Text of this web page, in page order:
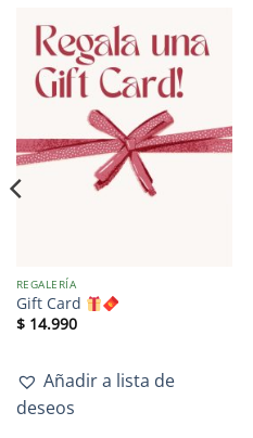
REGALERÍA
Gift Card
$14.990
Añadir a lista de
deseos